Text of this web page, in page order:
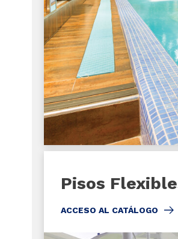
Pisos
ACCESO AL CATÁLOGO